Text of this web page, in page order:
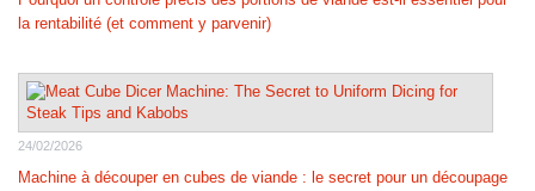
la rentabilité (et comment y parvenir)
24/02/2026
Machine à découper en cubes de viande : le secret pour un découpage